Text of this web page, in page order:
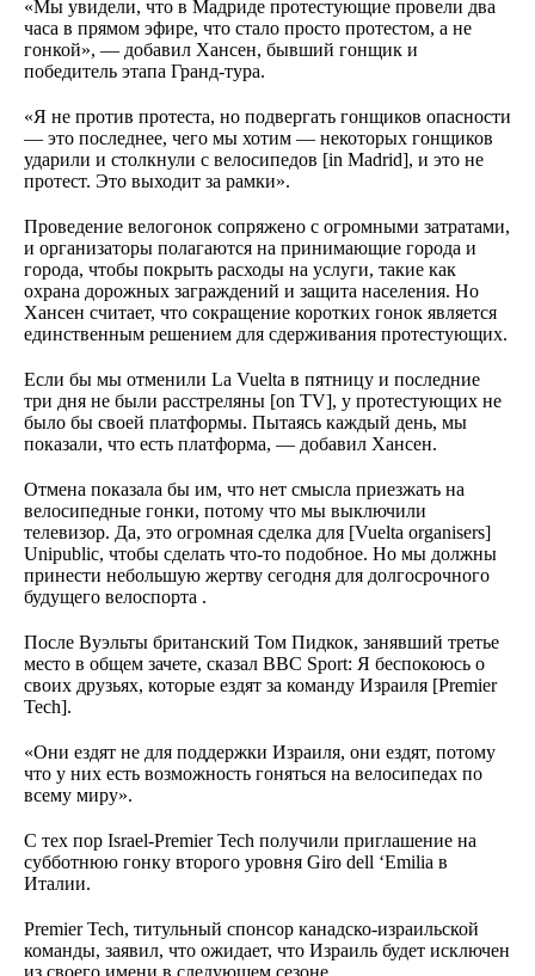
«Мы увидели, что в Мадриде протестующие провели два
часа в прямом эфире, что стало просто протестом, а не
гонкой», — добавил Хансен, бывший гонщик и
победитель этапа Гранд-тура.
«Я не против протеста, но подвергать гонщиков опасности
— это последнее, чего мы хотим — некоторых гонщиков
ударили и столкнули с велосипедов [in Madrid], и это не
протест. Это выходит за рамки».
Проведение велогонок сопряжено с огромными затратами,
и организаторы полагаются на принимающие города и
города, чтобы покрыть расходы на услуги, такие как
охрана дорожных заграждений и защита населения. Но
Хансен считает, что сокращение коротких гонок является
единственным решением для сдерживания протестующих.
Если бы мы отменили La Vuelta в пятницу и последние
три дня не были расстреляны [on TV], у протестующих не
было бы своей платформы. Пытаясь каждый день, мы
показали, что есть платформа, — добавил Хансен.
Отмена показала бы им, что нет смысла приезжать на
велосипедные гонки, потому что мы выключили
телевизор. Да, это огромная сделка для [Vuelta organisers]
Unipublic, чтобы сделать что-то подобное. Но мы должны
принести небольшую жертву сегодня для долгосрочного
будущего велоспорта .
После Вуэльты британский Том Пидкок, занявший третье
место в общем зачете, сказал BBC Sport: Я беспокоюсь о
своих друзьях, которые ездят за команду Израиля [Premier
Tech].
«Они ездят не для поддержки Израиля, они ездят, потому
что у них есть возможность гоняться на велосипедах по
всему миру».
С тех пор Israel-Premier Tech получили приглашение на
субботнюю гонку второго уровня Giro dell ‘Emilia в
Италии.
Premier Tech, титульный спонсор канадско-израильской
команды, заявил, что ожидает, что Израиль будет исключен
из своего имени в следующем сезоне.